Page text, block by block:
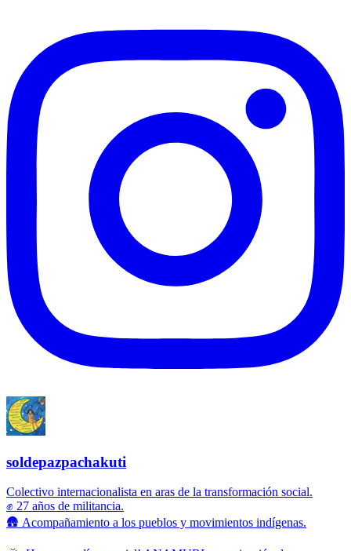
soldepazpachakuti
Colectivo internacionalista en aras de la transformación social.
✊ 27 años de militancia.
🛖 Acompañamiento a los pueblos y movimientos indígenas.